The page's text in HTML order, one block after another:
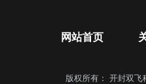
网站首页
版权所有： 开封双飞